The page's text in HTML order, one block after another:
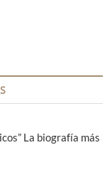
La biografía más